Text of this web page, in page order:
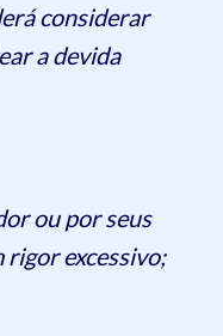
considerar
a devida
ou por seus
excessivo;